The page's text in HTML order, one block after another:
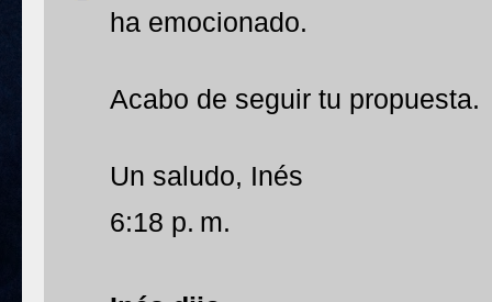
ha emocionado.
Acabo de seguir tu propuesta.
Un saludo, Inés
6:18 p. m.